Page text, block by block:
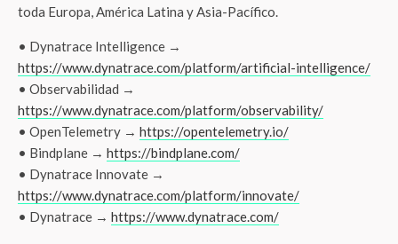
toda Europa, América Latina y Asia-Pacífico.
• Dynatrace Intelligence →
https://www.dynatrace.com/platform/artificial-intelligence/
• Observabilidad →
https://www.dynatrace.com/platform/observability/
• OpenTelemetry → https://opentelemetry.io/
• Bindplane → https://bindplane.com/
• Dynatrace Innovate →
https://www.dynatrace.com/platform/innovate/
• Dynatrace → https://www.dynatrace.com/